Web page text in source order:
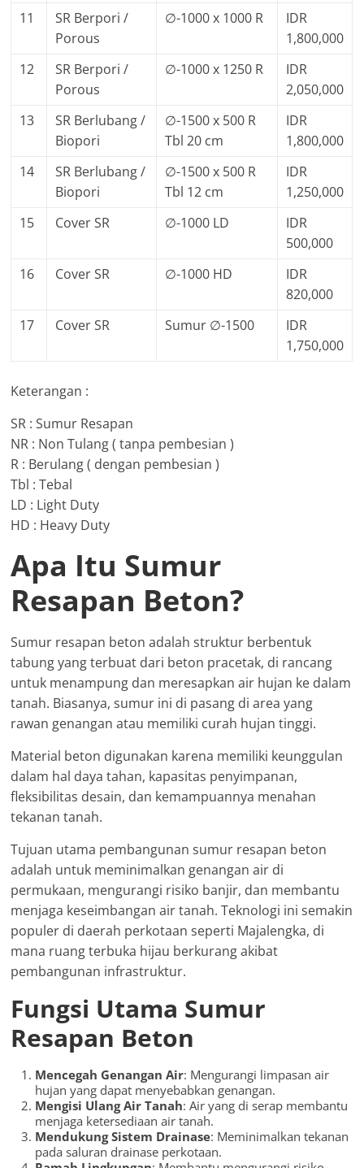
11
SR Berpori /
Porous
∅-1000 x 1000 R
IDR
1,800,000
12
SR Berpori /
Porous
∅-1000 x 1250 R
IDR
2,050,000
13
SR Berlubang /
Biopori
∅-1500 x 500 R
Tbl 20 cm
IDR
1,800,000
14
SR Berlubang /
Biopori
∅-1500 x 500 R
Tbl 12 cm
IDR
1,250,000
15
Cover SR ∅-1000 LD
IDR
500,000
16
Cover SR ∅-1000 HD
IDR
820,000
17
Cover SR Sumur ∅-1500
IDR
1,750,000
Keterangan :
SR : Sumur Resapan
NR : Non Tulang ( tanpa pembesian )
R : Berulang ( dengan pembesian )
Tbl : Tebal
LD : Light Duty
HD : Heavy Duty
Apa Itu Sumur
Resapan Beton?
Sumur resapan beton adalah struktur berbentuk
tabung yang terbuat dari beton pracetak, di rancang
untuk menampung dan meresapkan air hujan ke dalam
tanah. Biasanya, sumur ini di pasang di area yang
rawan genangan atau memiliki curah hujan tinggi.
Material beton digunakan karena memiliki keunggulan
dalam hal daya tahan, kapasitas penyimpanan,
fleksibilitas desain, dan kemampuannya menahan
tekanan tanah.
Tujuan utama pembangunan sumur resapan beton
adalah untuk meminimalkan genangan air di
permukaan, mengurangi risiko banjir, dan membantu
menjaga keseimbangan air tanah. Teknologi ini semakin
populer di daerah perkotaan seperti Majalengka, di
mana ruang terbuka hijau berkurang akibat
pembangunan infrastruktur.
Fungsi Utama Sumur
Resapan Beton
Mencegah Genangan Air: Mengurangi limpasan air
hujan yang dapat menyebabkan genangan.
Mengisi Ulang Air Tanah: Air yang di serap membantu
menjaga ketersediaan air tanah.
Mendukung Sistem Drainase: Meminimalkan tekanan
pada saluran drainase perkotaan.